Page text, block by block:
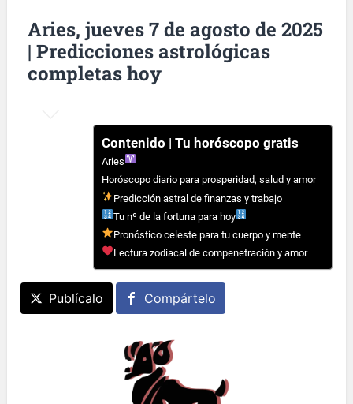
Aries, jueves 7 de agosto de 2025
| Predicciones astrológicas
completas hoy
Contenido | Tu horóscopo gratis
Aries
Horóscopo diario para prosperidad, salud y amor
Predicción astral de finanzas y trabajo
Tu nº de la fortuna para hoy
Pronóstico celeste para tu cuerpo y mente
Lectura zodiacal de compenetración y amor
Publícalo Compártelo